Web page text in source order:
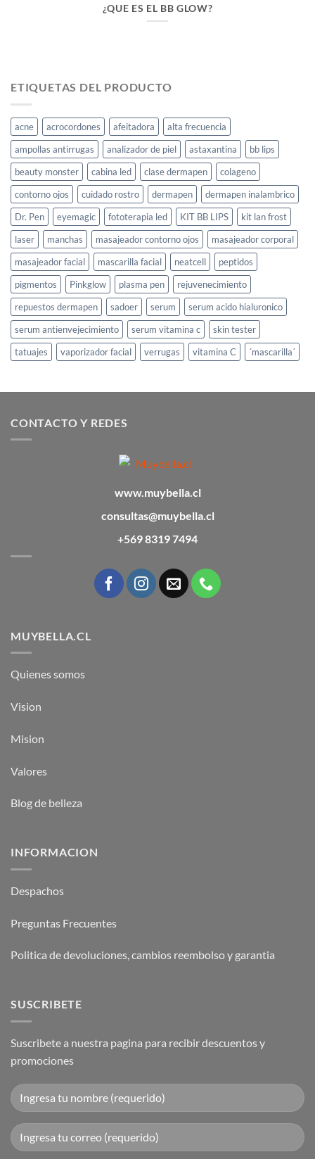
¿QUE ES EL BB GLOW?
ETIQUETAS DEL PRODUCTO
acne acrocordones afeitadora
alta frecuencia
ampollas antirrugas
analizador de piel astaxantina
bb lips
beauty monster
cabina led clase dermapen
colageno
contorno ojos
cuidado rostro dermapen
dermapen inalambrico
Dr. Pen
eyemagic fototerapia led KIT BB LIPS
kit lan frost
laser
manchas masajeador contorno ojos
masajeador corporal
masajeador facial
mascarilla facial neatcell
peptidos
pigmentos
Pinkglow plasma pen
rejuvenecimiento
repuestos dermapen
sadoer serum
serum acido hialuronico
serum antienvejecimiento
serum vitamina c
skin tester
tatuajes
vaporizador facial verrugas vitamina C ´mascarilla´
CONTACTO Y REDES
www.muybella.cl
consultas@muybella.cl
+569 8319 7494
MUYBELLA.CL
Quienes somos
Vision
Mision
Valores
Blog de belleza
INFORMACION
Despachos
Preguntas Frecuentes
Politica de devoluciones, cambios reembolso y garantia
SUSCRIBETE
Suscribete a nuestra pagina para recibir descuentos y
promociones